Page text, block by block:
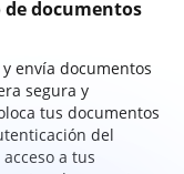
documentos
envía documentos
segura y
tus documentos
del
a tus